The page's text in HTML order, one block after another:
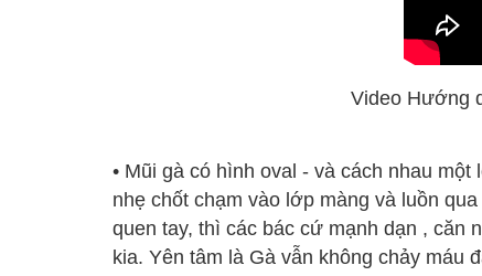
Video Hướng
• Mũi gà có hình oval - và cách nhau
nhẹ chốt chạm vào lớp màng và luồn
quen tay, thì các bác cứ mạnh dạn , căn
kia. Yên tâm là Gà vẫn không chảy máu